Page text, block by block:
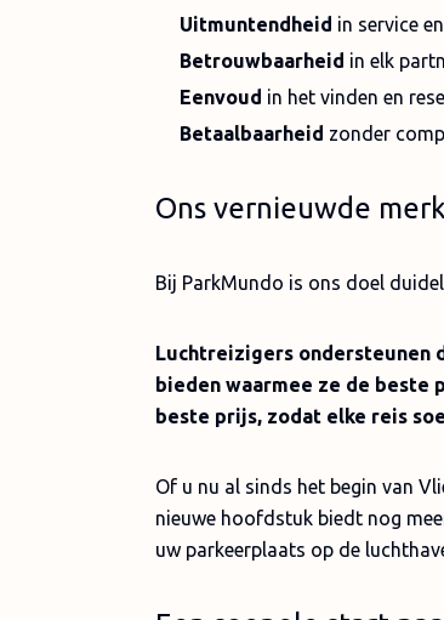
Uitmuntendheid in service
Betrouwbaarheid in elk
Eenvoud in het vinden en
Betaalbaarheid zonder
Ons vernieuwde
Bij ParkMundo is ons doel
Luchtreizigers ondersteunen
bieden waarmee ze de beste
beste prijs, zodat elke reis
Of u nu al sinds het begin van
nieuwe hoofdstuk biedt nog
uw parkeerplaats op de